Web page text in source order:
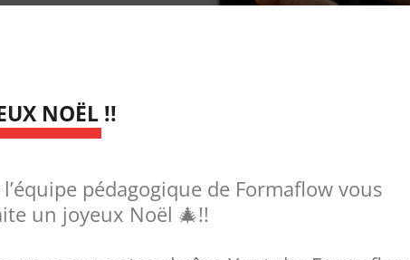
NOËL !!
pédagogique de Formaflow vous
un joyeux Noël 🎄!!